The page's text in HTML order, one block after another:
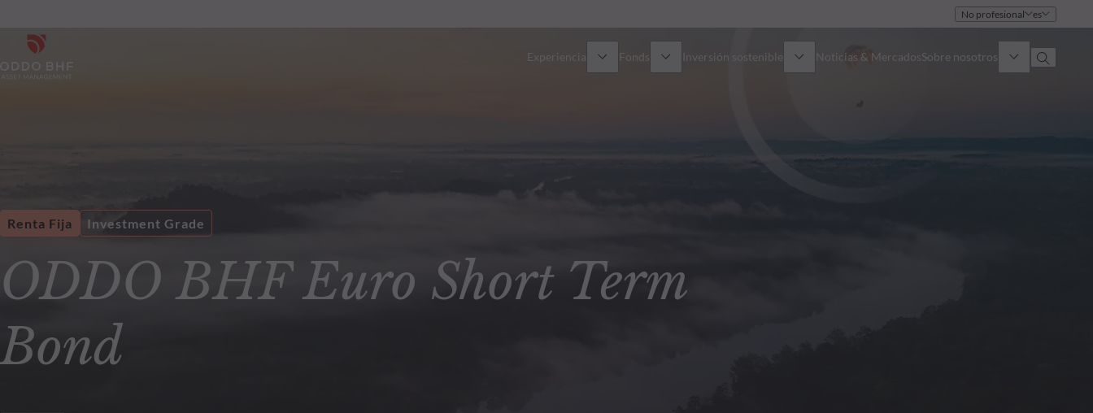
No profesional es
Experiencia
Multiactivos
Fonds
Cómo suscribirse
Inversión sostenible Noticias & MercadosSobre nosotros
ODDO BHF Euro Short Term
Bond
Renta Fija Investment Grade